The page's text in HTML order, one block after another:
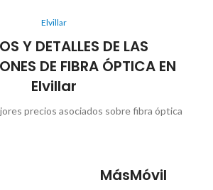
Elvillar
Y DETALLES DE LAS
DE FIBRA ÓPTICA EN
Elvillar
precios asociados sobre fibra óptica
MásMóvil